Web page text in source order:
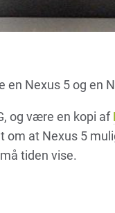
en Nexus 5 og en
og være en kopi af
at Nexus 5
tiden vise.